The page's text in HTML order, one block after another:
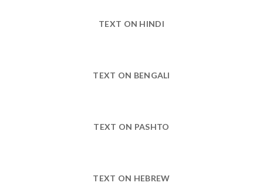
TEXT ON HINDI
TEXT ON BENGALI
TEXT ON PASHTO
TEXT ON HEBREW